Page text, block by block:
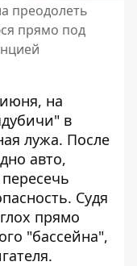
преодолеть
прямо под
на
в
лужа. После
авто,
Судя
прямо
"бассейна",